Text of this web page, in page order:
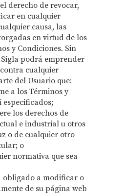
derecho de revocar,
en cualquier
causa, las
en virtud de los
y Condiciones. Sin
podrá emprender
cualquier
del Usuario que:
a los Términos y
especificados;
los derechos de
e industrial u otros
o de cualquier otro
o
normativa que sea
obligado a modificar o
de su página web